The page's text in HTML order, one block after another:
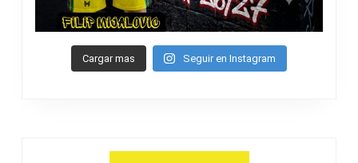
Cargar mas Seguir en Instagram